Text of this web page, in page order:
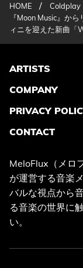
HOME / Coldplay
『Moon Music』か
ィニを迎えた新曲「
ARTISTS
COMPANY
PRIVACY
CONTACT
MeloFlux（メロ
が運営する音楽
バルな視点から
る音楽の世界に
い。